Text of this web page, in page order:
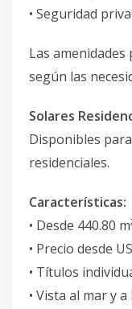
• Seguridad
Las
según las
Solares
Disponibles
residenciales.
Características:
• Desde 440.80
• Precio desde
• Títulos
• Vista al mar y